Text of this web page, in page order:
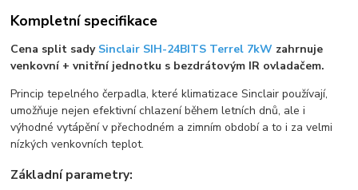
Kompletní specifikace
Cena split sady Sinclair SIH-24BITS Terrel 7kW zahrnuje
venkovní + vnitřní jednotku s bezdrátovým IR ovladačem.
Princip tepelného čerpadla, které klimatizace Sinclair používají,
umožňuje nejen efektivní chlazení během letních dnů, ale i
výhodné vytápění v přechodném a zimním období a to i za velmi
nízkých venkovních teplot.
Základní parametry: